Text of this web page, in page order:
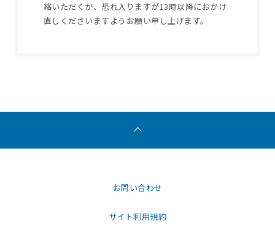
絡いただくか、恐れ入りますが13時以降におかけ
直しくださいますようお願い申し上げます。
お問い合わせ
サイト利用規約